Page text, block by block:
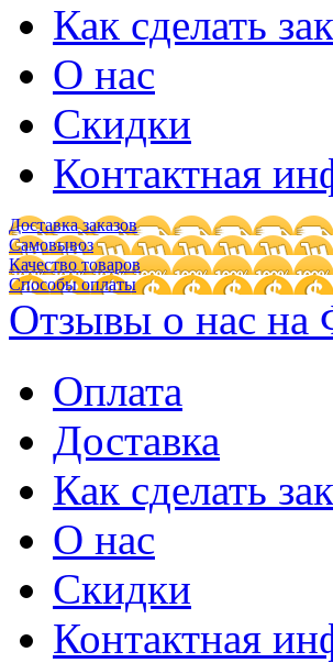
Как сделать
О нас
Скидки
Контактная
Доставка заказов
Самовывоз
Качество товаров
Способы оплаты
Отзывы о нас на
Оплата
Доставка
Как сделать
О нас
Скидки
Контактная